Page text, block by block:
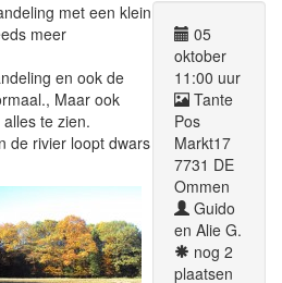
05
oktober
11:00 uur
Tante
Pos
Markt17
7731 DE
Ommen
Guido
en Alie G.
nog 2
plaatsen
met een klein
meer
en ook de
Maar ook
te zien.
de rivier loopt dwars